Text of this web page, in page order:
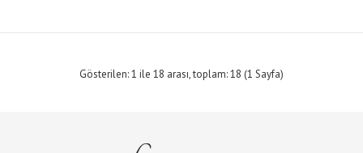
Yapısı : BijuteriRenk : Sarı Boyut : Ayarlanabilir model ..
Gösterilen: 1 ile 18 arası, toplam: 18 (1 Sayfa)